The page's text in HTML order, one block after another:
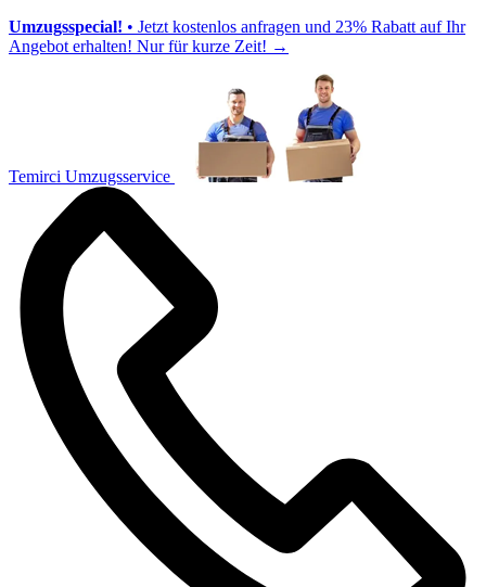
Umzugsspecial! • Jetzt kostenlos anfragen und 23% Rabatt auf Ihr
Angebot erhalten! Nur für kurze Zeit! →
Temirci Umzugsservice